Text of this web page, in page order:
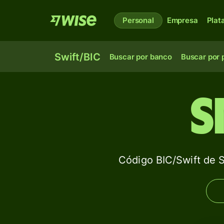
Personal Empresa
Swift/BIC Buscar por banco Buscar por
Código BIC/Swift de